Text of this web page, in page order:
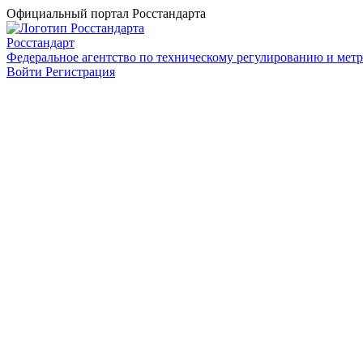
Официальный портал Росстандарта
Росстандарт
Федеральное агентство по техническому регулированию и
Войти Регистрация